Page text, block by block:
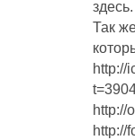
здесь.
Так
http://
http://
http://